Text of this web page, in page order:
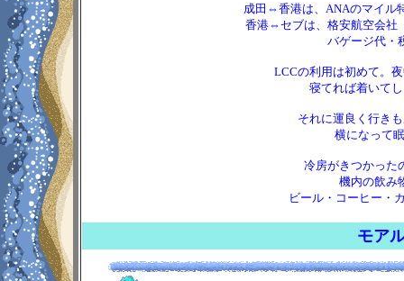
成田⇔香港は、ANAのマイル
香港⇔セブは、格安航空会社
バゲージ代・
LCCの利用は初めて。
寝てれば着いて
それに運良く行き
横になって
冷房がきつかった
機内の飲み
ビール・コーヒー・
モア